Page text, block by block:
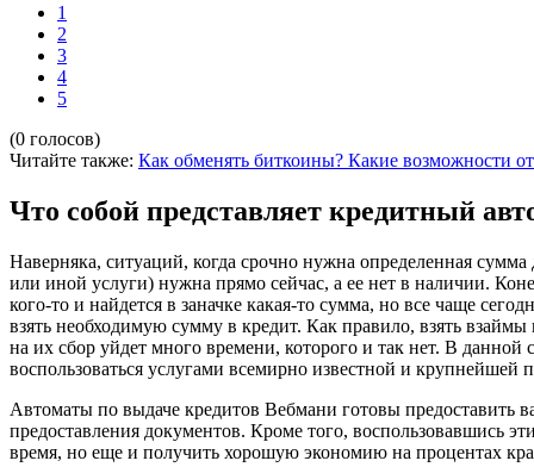
1
2
3
4
5
(0 голосов)
Читайте также: Как обменять биткоины? Какие возможности
Что собой представляет кредитный
Наверняка, ситуаций, когда срочно нужна определенная
или иной услуги) нужна прямо сейчас, а ее нет в наличии.
кого-то и найдется в заначке какая-то сумма, но все чаще
взять необходимую сумму в кредит. Как правило, взять
на их сбор уйдет много времени, которого и так нет. В
воспользоваться услугами всемирно известной и крупнейшей
Автоматы по выдаче кредитов Вебмани готовы предоставить
предоставления документов. Кроме того, воспользовавшись
время, но еще и получить хорошую экономию на процентах